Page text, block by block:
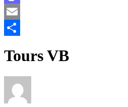
Mastodon
Email
Tours VB